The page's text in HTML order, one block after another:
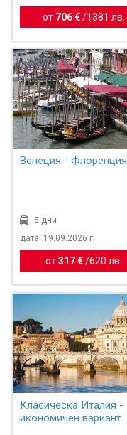
от 706 € / 1381 лв.
Венеция - Флоренция
5 дни
дата: 19.09.2026 г.
от317 € /620 лв.
Класическа Италия -
икономичен вариант